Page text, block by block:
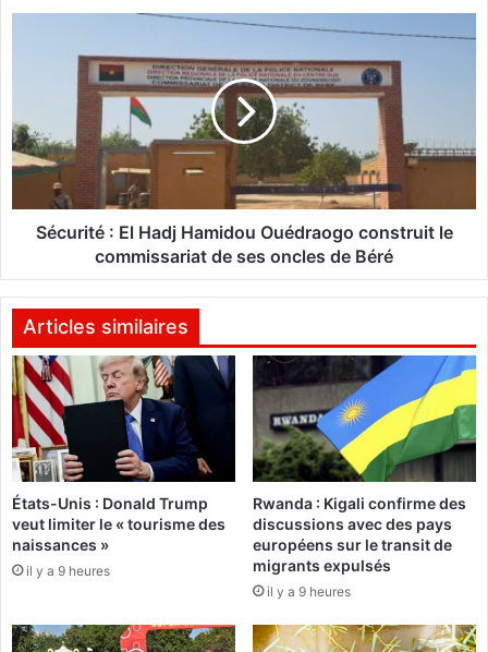
t
i
o
I
0
2
4
:
a
p
r
e
e
i
t
l
H
d
j
H
a
m
i
o
u
O
u
r
Sécurité : El Hadj Hamidou Ouédraogo construit le
commissariat de ses oncles de Béré
Articles similaires
États-Unis : Donald Trump
veut limiter le « tourisme des
naissances »
il y a 9 heures
Rwanda : Kigali confirme des
discussions avec des pays
européens sur le transit de
migrants expulsés
il y a 9 heures